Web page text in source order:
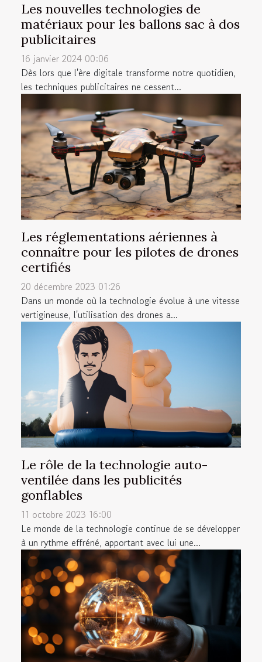
Les nouvelles technologies de
matériaux pour les ballons sac à dos
publicitaires
16 janvier 2024 00:06
Dès lors que l'ère digitale transforme notre quotidien,
les techniques publicitaires ne cessent...
Les réglementations aériennes à
connaître pour les pilotes de drones
certifiés
20 décembre 2023 01:26
Dans un monde où la technologie évolue à une vitesse
vertigineuse, l'utilisation des drones a...
Le rôle de la technologie auto-
ventilée dans les publicités
gonflables
11 octobre 2023 16:00
Le monde de la technologie continue de se développer
à un rythme effréné, apportant avec lui une...